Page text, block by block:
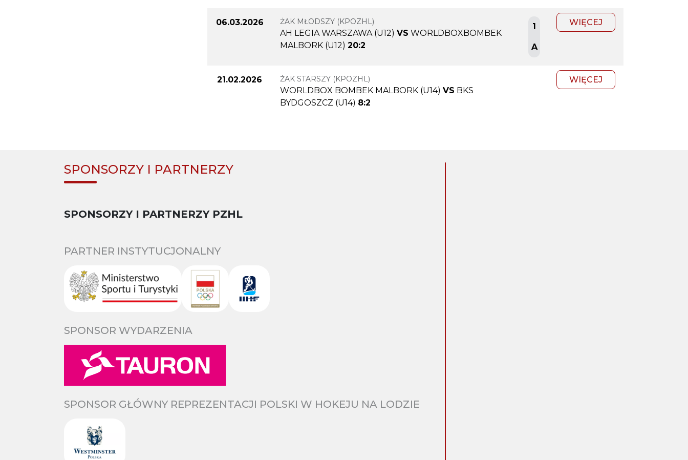
06.03.2026 ŻAK MŁODSZY (KPOZHL)
AH LEGIA WARSZAWA (U12) VS WORLDBOXBOMBEK
MALBORK (U12) 20:2
1
A
WIĘCEJ
21.02.2026 ŻAK STARSZY (KPOZHL)
WORLDBOX BOMBEK MALBORK (U14) VS BKS
BYDGOSZCZ (U14) 8:2
WIĘCEJ
SPONSORZY I PARTNERZY
SPONSORZY I PARTNERZY PZHL
PARTNER INSTYTUCJONALNY
SPONSOR WYDARZENIA
SPONSOR GŁÓWNY REPREZENTACJI POLSKI W HOKEJU NA LODZIE